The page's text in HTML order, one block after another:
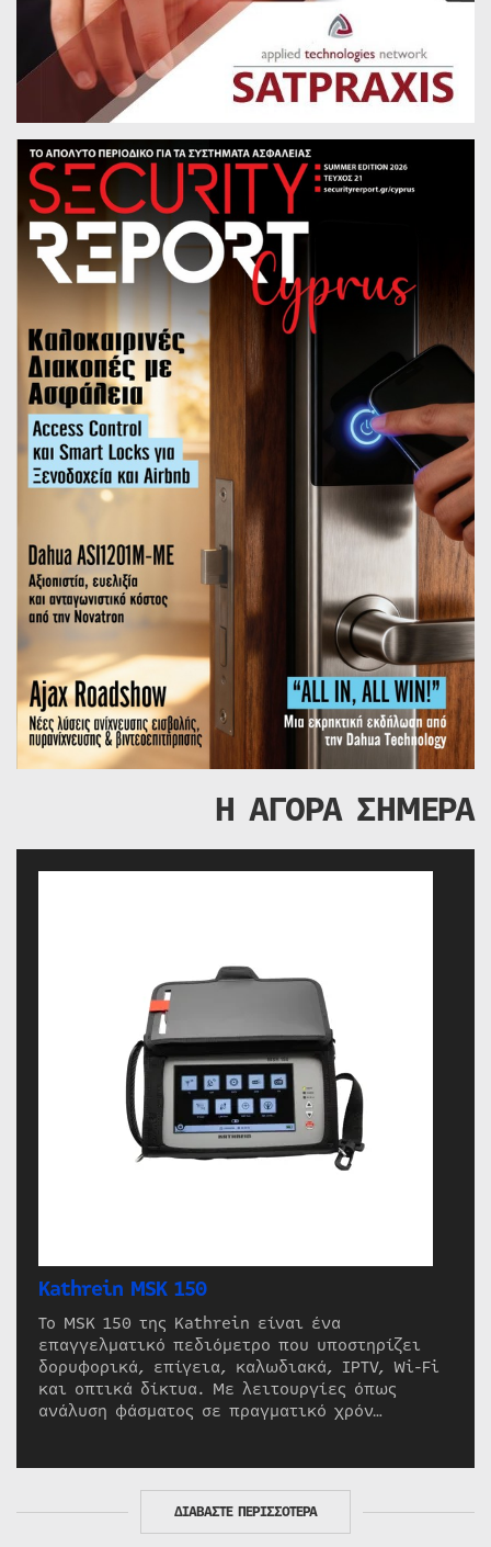
Η ΑΓΟΡΑ ΣΗΜΕΡΑ
Kathrein MSK 150
Το MSK 150 της Kathrein είναι ένα
επαγγελματικό πεδιόμετρο που υποστηρίζει
δορυφορικά, επίγεια, καλωδιακά, IPTV, Wi-Fi
και οπτικά δίκτυα. Με λειτουργίες όπως
ανάλυση φάσματος σε πραγματικό χρόν…
ΔΙΑΒΑΣΤΕ ΠΕΡΙΣΣΟΤΕΡΑ